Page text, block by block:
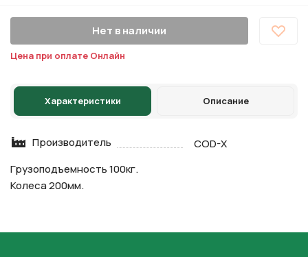
Нет в наличии
Цена при оплате Онлайн
Характеристики Описание
Производитель
COD-X
Грузоподъемность 100кг.
Колеса 200мм.